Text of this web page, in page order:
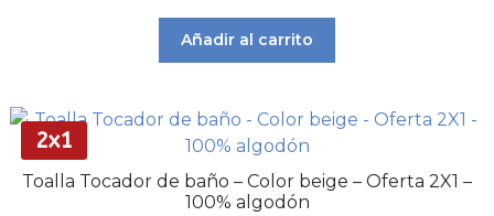
Añadir al carrito
2x1
Toalla Tocador de baño – Color beige – Oferta 2X1 –
100% algodón